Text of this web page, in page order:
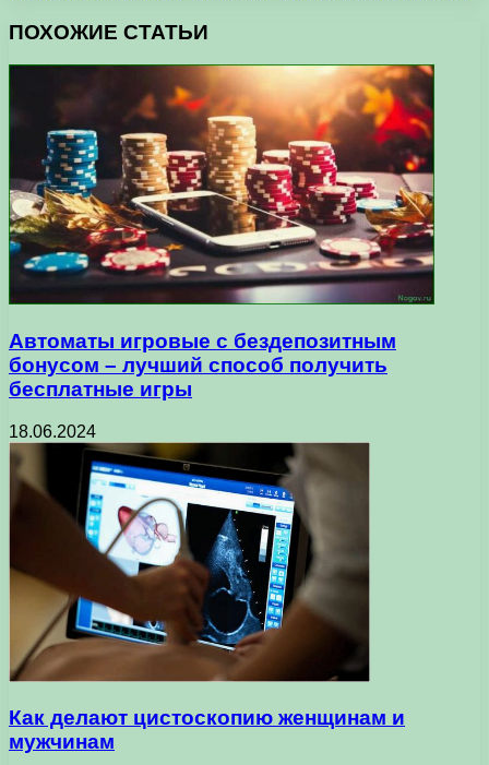
ПОХОЖИЕ СТАТЬИ
Автоматы игровые с бездепозитным
бонусом – лучший способ получить
бесплатные игры
18.06.2024
Как делают цистоскопию женщинам и
мужчинам